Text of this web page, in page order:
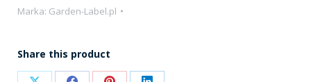
Marka: Garden-Label.pl
Share this product